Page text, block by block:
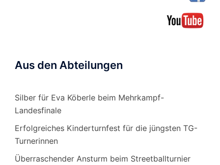
Aus den Abteilungen
Silber für Eva Köberle beim Mehrkampf-
Landesfinale
Erfolgreiches Kinderturnfest für die jüngsten TG-
Turnerinnen
Überraschender Ansturm beim Streetballturnier